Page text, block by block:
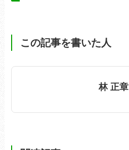
この記事を書いた人
林 正章